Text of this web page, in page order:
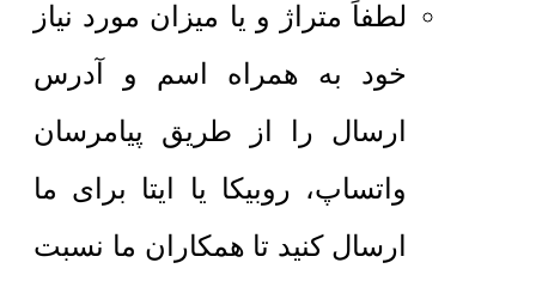
لطفاً متراژ و یا میزان مورد نیاز
خود به همراه اسم و آدرس
ارسال را از طریق پیامرسان
واتساپ، روبیکا یا ایتا برای ما
ارسال کنید تا همکاران ما نسبت